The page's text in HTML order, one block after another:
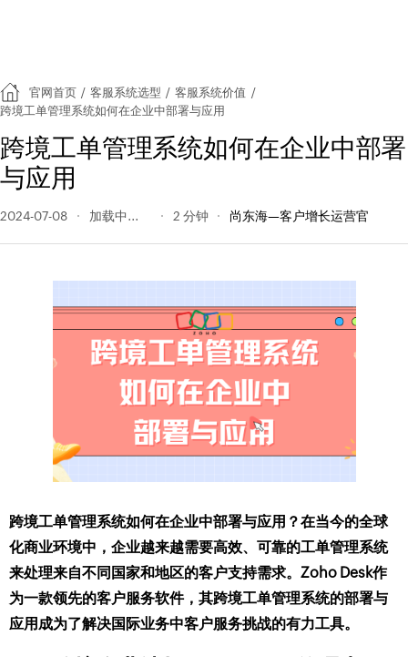
官网首页 / 客服系统选型 / 客服系统价值 /
跨境工单管理系统如何在企业中部署与应用
跨境工单管理系统如何在企业中部署
与应用
2024-07-08 164 阅读量 2 分钟 尚东海—客户增长运营官
跨境工单管理系统如何在企业中部署与应用？在当今的全球
化商业环境中，企业越来越需要高效、可靠的工单管理系统
来处理来自不同国家和地区的客户支持需求。Zoho Desk作
为一款领先的客户服务软件，其跨境工单管理系统的部署与
应用成为了解决国际业务中客户服务挑战的有力工具。